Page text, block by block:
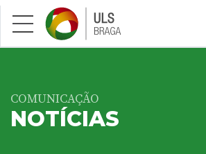
Saltar para conteúdo principal
COMUNICAÇÃO
NOTÍCIAS